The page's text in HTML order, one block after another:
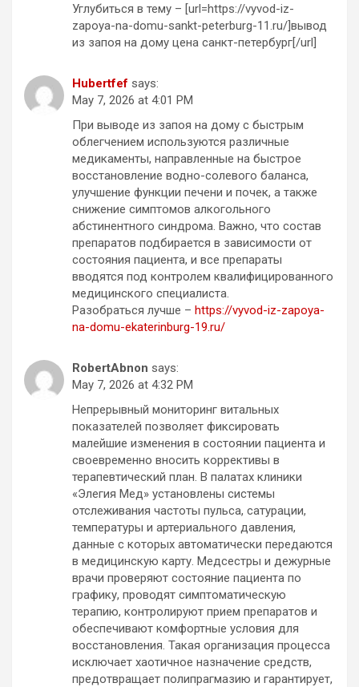
Углубиться в тему – [url=https://vyvod-iz-
zapoya-na-domu-sankt-peterburg-11.ru/]вывод
из запоя на дому цена санкт-петербург[/url]
Hubertfef says:
May 7, 2026 at 4:01 PM
При выводе из запоя на дому с быстрым
облегчением используются различные
медикаменты, направленные на быстрое
восстановление водно-солевого баланса,
улучшение функции печени и почек, а также
снижение симптомов алкогольного
абстинентного синдрома. Важно, что состав
препаратов подбирается в зависимости от
состояния пациента, и все препараты
вводятся под контролем квалифицированного
медицинского специалиста.
Разобраться лучше – https://vyvod-iz-zapoya-
na-domu-ekaterinburg-19.ru/
RobertAbnon says:
May 7, 2026 at 4:32 PM
Непрерывный мониторинг витальных
показателей позволяет фиксировать
малейшие изменения в состоянии пациента и
своевременно вносить коррективы в
терапевтический план. В палатах клиники
«Элегия Мед» установлены системы
отслеживания частоты пульса, сатурации,
температуры и артериального давления,
данные с которых автоматически передаются
в медицинскую карту. Медсестры и дежурные
врачи проверяют состояние пациента по
графику, проводят симптоматическую
терапию, контролируют прием препаратов и
обеспечивают комфортные условия для
восстановления. Такая организация процесса
исключает хаотичное назначение средств,
предотвращает полипрагмазию и гарантирует,